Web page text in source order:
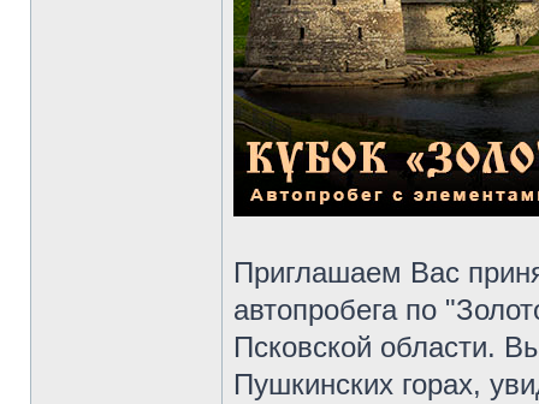
Приглашаем Вас
автопробега по
Псковской области.
Пушкинских горах,